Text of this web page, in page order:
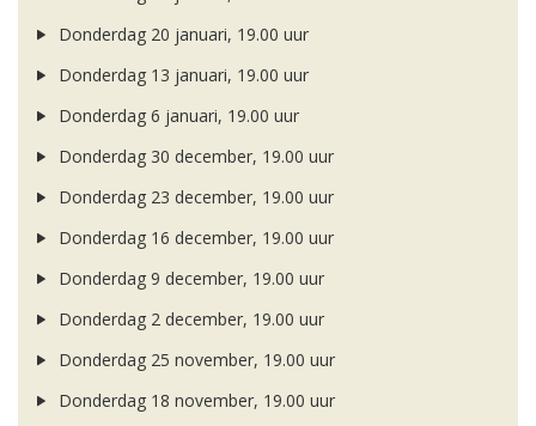
Donderdag 20 januari, 19.00 uur
Donderdag 13 januari, 19.00 uur
Donderdag 6 januari, 19.00 uur
Donderdag 30 december, 19.00 uur
Donderdag 23 december, 19.00 uur
Donderdag 16 december, 19.00 uur
Donderdag 9 december, 19.00 uur
Donderdag 2 december, 19.00 uur
Donderdag 25 november, 19.00 uur
Donderdag 18 november, 19.00 uur